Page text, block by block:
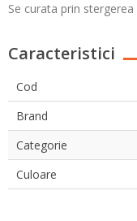
Se curata prin
Caracteristici
Cod
Brand
Categorie
Culoare